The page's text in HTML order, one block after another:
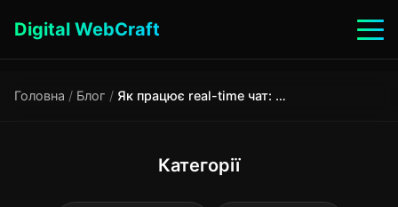
Digital WebCraft
Головна / Блог / Як працює real-time чат: WebSockets vs звичайний HTTP | Технології реального часу
Категорії